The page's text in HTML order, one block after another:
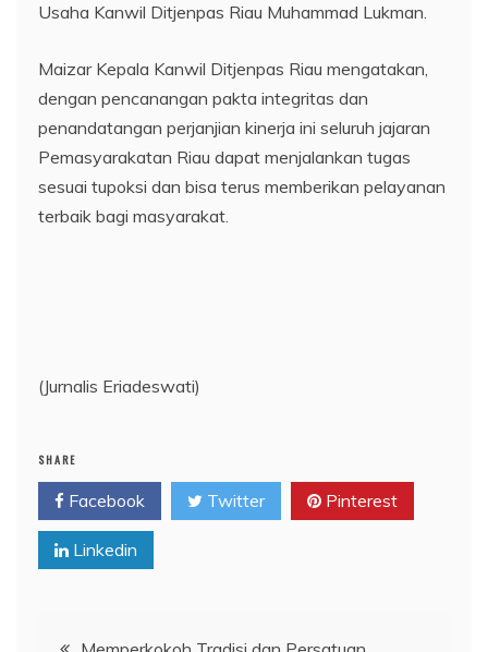
Usaha Kanwil Ditjenpas Riau Muhammad Lukman.
Maizar Kepala Kanwil Ditjenpas Riau mengatakan,
dengan pencanangan pakta integritas dan
penandatangan perjanjian kinerja ini seluruh jajaran
Pemasyarakatan Riau dapat menjalankan tugas
sesuai tupoksi dan bisa terus memberikan pelayanan
terbaik bagi masyarakat.
(Jurnalis Eriadeswati)
SHARE
Facebook Twitter Pinterest
Linkedin
Navigasi